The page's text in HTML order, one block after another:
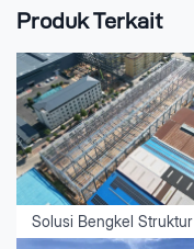
Produk Terkait
Solusi Bengkel Struktur